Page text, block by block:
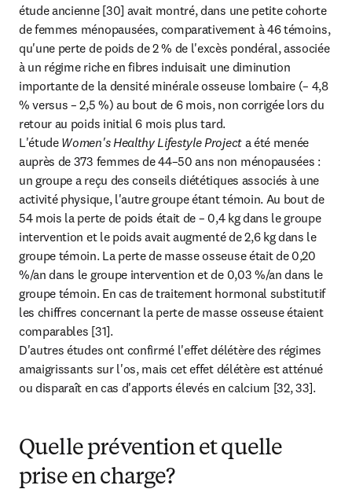
étude ancienne [30] avait montré, dans une petite cohorte
de femmes ménopausées, comparativement à 46 témoins,
qu'une perte de poids de 2 % de l'excès pondéral, associée
à un régime riche en fibres induisait une diminution
importante de la densité minérale osseuse lombaire (– 4,8
% versus – 2,5 %) au bout de 6 mois, non corrigée lors du
retour au poids initial 6 mois plus tard.
L'étude Women's Healthy Lifestyle Project a été menée
auprès de 373 femmes de 44–50 ans non ménopausées :
un groupe a reçu des conseils diététiques associés à une
activité physique, l'autre groupe étant témoin. Au bout de
54 mois la perte de poids était de – 0,4 kg dans le groupe
intervention et le poids avait augmenté de 2,6 kg dans le
groupe témoin. La perte de masse osseuse était de 0,20
%/an dans le groupe intervention et de 0,03 %/an dans le
groupe témoin. En cas de traitement hormonal substitutif
les chiffres concernant la perte de masse osseuse étaient
comparables [31].
D'autres études ont confirmé l'effet délétère des régimes
amaigrissants sur l'os, mais cet effet délétère est atténué
ou disparaît en cas d'apports élevés en calcium [32, 33].
Quelle prévention et quelle
prise en charge?